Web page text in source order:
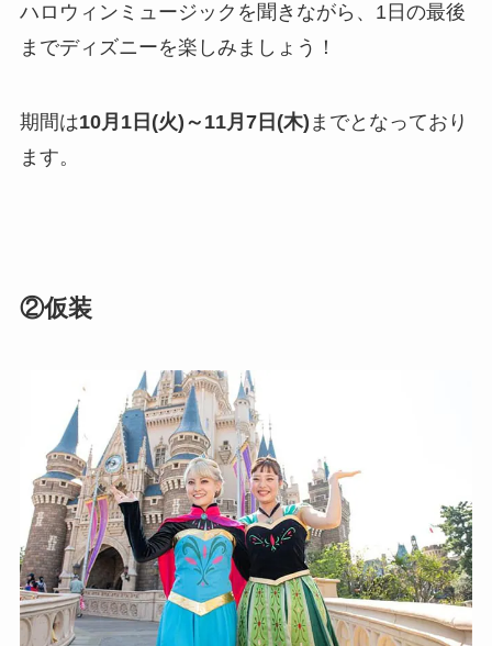
ハロウィンミュージックを聞きながら、1日の最後
までディズニーを楽しみましょう！
期間は10月1日(火)～11月7日(木) までとなっており
ます。
②仮装